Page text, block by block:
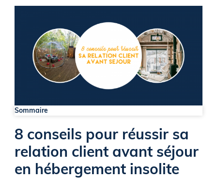
Sommaire
8 conseils pour réussir sa
relation client avant séjour
en hébergement insolite